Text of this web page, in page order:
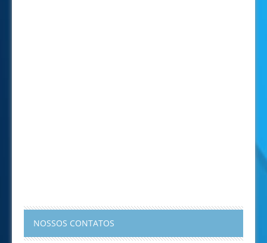
NOSSOS CONTATOS